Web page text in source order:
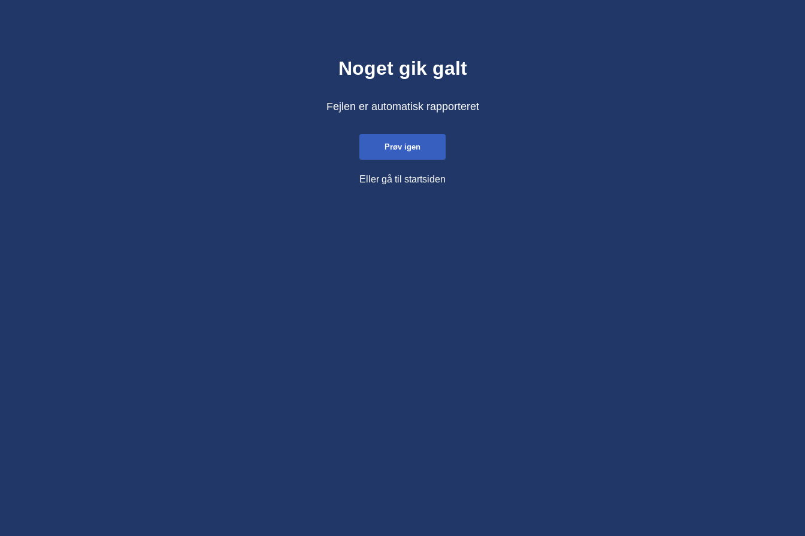
Noget gik galt
Fejlen er automatisk rapporteret
Prøv igen
Eller gå til startsiden